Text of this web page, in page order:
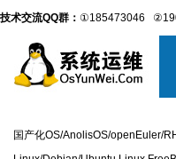
技术交流QQ群： ①185473046
国产化OS/AnolisOS/openEuler/